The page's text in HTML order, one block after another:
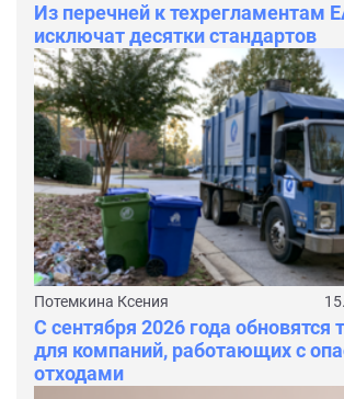
Из перечней к техрегламентам
исключат десятки стандартов
Потемкина Ксения
С сентября 2026 года обновятся
для компаний, работающих с
отходами